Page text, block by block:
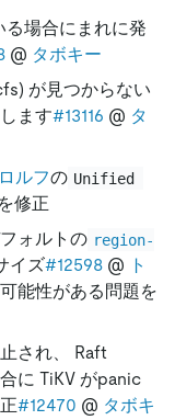
る場合にまれに発
@ タボキー
が見つからない
ます#13116 @ タ
ルフの Unified
修正
ォルトの region-
イズ#12598 @ ト
能性がある問題を
され、 Raft
に TiKV がpanic
#12470 @ タボキ